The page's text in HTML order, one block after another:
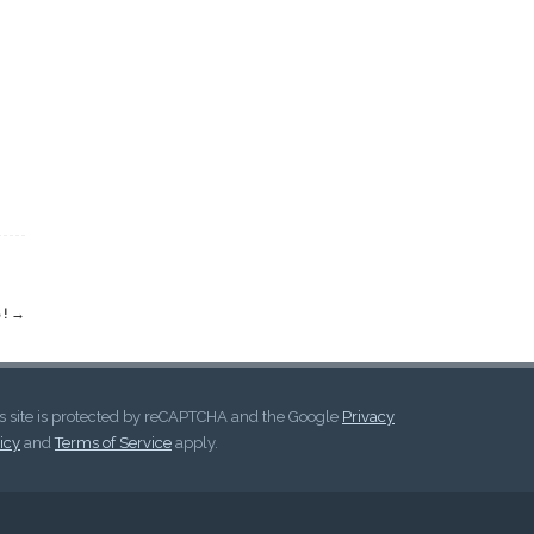
! →
site is protected by reCAPTCHA and the Google Privacy
andTerms of Service apply.